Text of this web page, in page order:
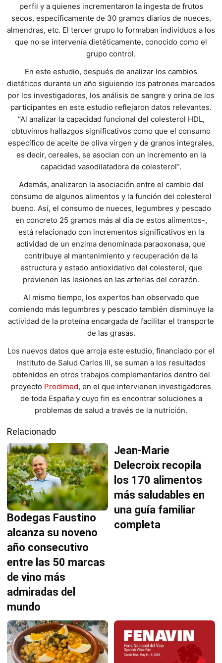
perfil y a quienes incrementaron la ingesta de frutos
secos, específicamente de 30 gramos diarios de nueces,
almendras, etc. El tercer grupo lo formaban individuos a los
que no se intervenía dietéticamente, conocido como el
grupo control.
En este estudio, después de analizar los cambios
dietéticos durante un año siguiendo los patrones marcados
por los investigadores, los análisis de sangre y orina de los
participantes en este estudio reflejaron datos relevantes.
“Al analizar la capacidad funcional del colesterol HDL,
obtuvimos hallazgos significativos como que el consumo
específico de aceite de oliva virgen y de granos integrales,
es decir, cereales, se asocian con un incremento en la
capacidad vasodilatadora de colesterol”.
Además, analizaron la asociación entre el cambio del
consumo de algunos alimentos y la función del colesterol
bueno. Así, el consumo de nueces, legumbres y pescado
en concreto 25 gramos más al día de estos alimentos-,
está relacionado con incrementos significativos en la
actividad de un enzima denominada paraoxonasa, que
contribuye al mantenimiento y recuperación de la
estructura y estado antioxidativo del colesterol, que
previenen las lesiones en las arterias del corazón.
Al mismo tiempo, los expertos han observado que
comiendo más legumbres y pescado también disminuye la
actividad de la proteína encargada de facilitar el transporte
de las grasas.
Los nuevos datos que arroja este estudio, financiado por el
Instituto de Salud Carlos III, se suman a los resultados
obtenidos en otros trabajos complementarios dentro del
proyecto Predimed, en el que intervienen investigadores
de toda España y cuyo fin es encontrar soluciones a
problemas de salud a través de la nutrición.
Relacionado
Bodegas Faustino
alcanza su noveno
año consecutivo
entre las 50 marcas
de vino más
admiradas del
mundo
Jean-Marie
Delecroix recopila
los 170 alimentos
más saludables en
una guía familiar
completa